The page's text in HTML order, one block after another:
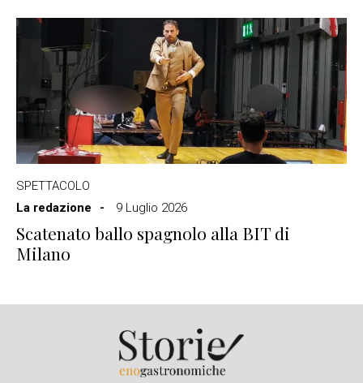
SPETTACOLO
La redazione
9 Luglio 2026
Scatenato ballo spagnolo alla BIT di
Milano